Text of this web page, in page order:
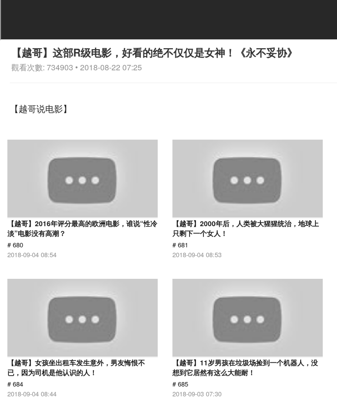
【越哥】这部R级电影，好看的绝不仅仅是女神！《永不妥协》
觀看次數: 734903 • 2018-08-22 07:25
【越哥说电影】
【越哥】2016年评分最高的欧洲电影，谁说“性冷
淡”电影没有高潮？
# 680
2018-09-04 08:54
【越哥】2000年后，人类被大猩猩统治，地球上
只剩下一个女人！
# 681
2018-09-04 08:53
【越哥】女孩坐出租车发生意外，男友悔恨不
已，因为司机是他认识的人！
# 684
2018-09-04 08:44
【越哥】11岁男孩在垃圾场捡到一个机器人，没
想到它居然有这么大能耐！
# 685
2018-09-03 07:30